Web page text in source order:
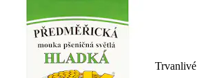
Trvanlivé